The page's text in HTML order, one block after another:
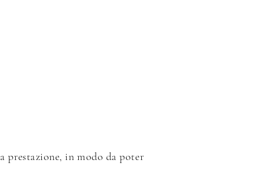
prestazione, in modo da poter